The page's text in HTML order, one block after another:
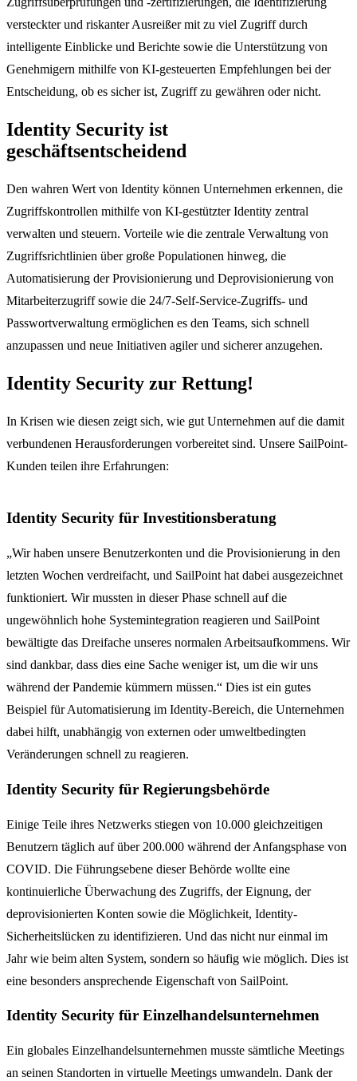
versteckter und riskanter Ausreißer mit zu viel Zugriff durch
intelligente Einblicke und Berichte sowie die Unterstützung von
Genehmigern mithilfe von KI-gesteuerten Empfehlungen bei der
Entscheidung, ob es sicher ist, Zugriff zu gewähren oder nicht.
Identity Security ist
geschäftsentscheidend
Den wahren Wert von Identity können Unternehmen erkennen, die
Zugriffskontrollen mithilfe von KI-gestützter Identity zentral
verwalten und steuern. Vorteile wie die zentrale Verwaltung von
Zugriffsrichtlinien über große Populationen hinweg, die
Automatisierung der Provisionierung und Deprovisionierung von
Mitarbeiterzugriff sowie die 24/7-Self-Service-Zugriffs- und
Passwortverwaltung ermöglichen es den Teams, sich schnell
anzupassen und neue Initiativen agiler und sicherer anzugehen.
Identity Security zur Rettung!
In Krisen wie diesen zeigt sich, wie gut Unternehmen auf die damit
verbundenen Herausforderungen vorbereitet sind. Unsere SailPoint-
Kunden teilen ihre Erfahrungen:
Identity Security für Investitionsberatung
„Wir haben unsere Benutzerkonten und die Provisionierung in den
letzten Wochen verdreifacht, und SailPoint hat dabei ausgezeichnet
funktioniert. Wir mussten in dieser Phase schnell auf die
ungewöhnlich hohe Systemintegration reagieren und SailPoint
bewältigte das Dreifache unseres normalen Arbeitsaufkommens. Wir
sind dankbar, dass dies eine Sache weniger ist, um die wir uns
während der Pandemie kümmern müssen.“ Dies ist ein gutes
Beispiel für Automatisierung im Identity-Bereich, die Unternehmen
dabei hilft, unabhängig von externen oder umweltbedingten
Veränderungen schnell zu reagieren.
Identity Security für Regierungsbehörde
Einige Teile ihres Netzwerks stiegen von 10.000 gleichzeitigen
Benutzern täglich auf über 200.000 während der Anfangsphase von
COVID. Die Führungsebene dieser Behörde wollte eine
kontinuierliche Überwachung des Zugriffs, der Eignung, der
deprovisionierten Konten sowie die Möglichkeit, Identity-
Sicherheitslücken zu identifizieren. Und das nicht nur einmal im
Jahr wie beim alten System, sondern so häufig wie möglich. Dies ist
eine besonders ansprechende Eigenschaft von SailPoint.
Identity Security für Einzelhandelsunternehmen
Ein globales Einzelhandelsunternehmen musste sämtliche Meetings
an seinen Standorten in virtuelle Meetings umwandeln. Dank der